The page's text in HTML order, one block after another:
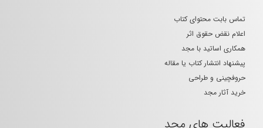
تماس بابت محتوای کتاب
اعلام نقض حقوق اثر
همکاری اساتید با مجد
پیشنهاد انتشار کتاب یا مقاله
حروفچینی و طراحی
خرید آثار مجد